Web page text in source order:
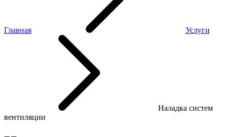
Главная Услуги
Наладка систем
вентиляции